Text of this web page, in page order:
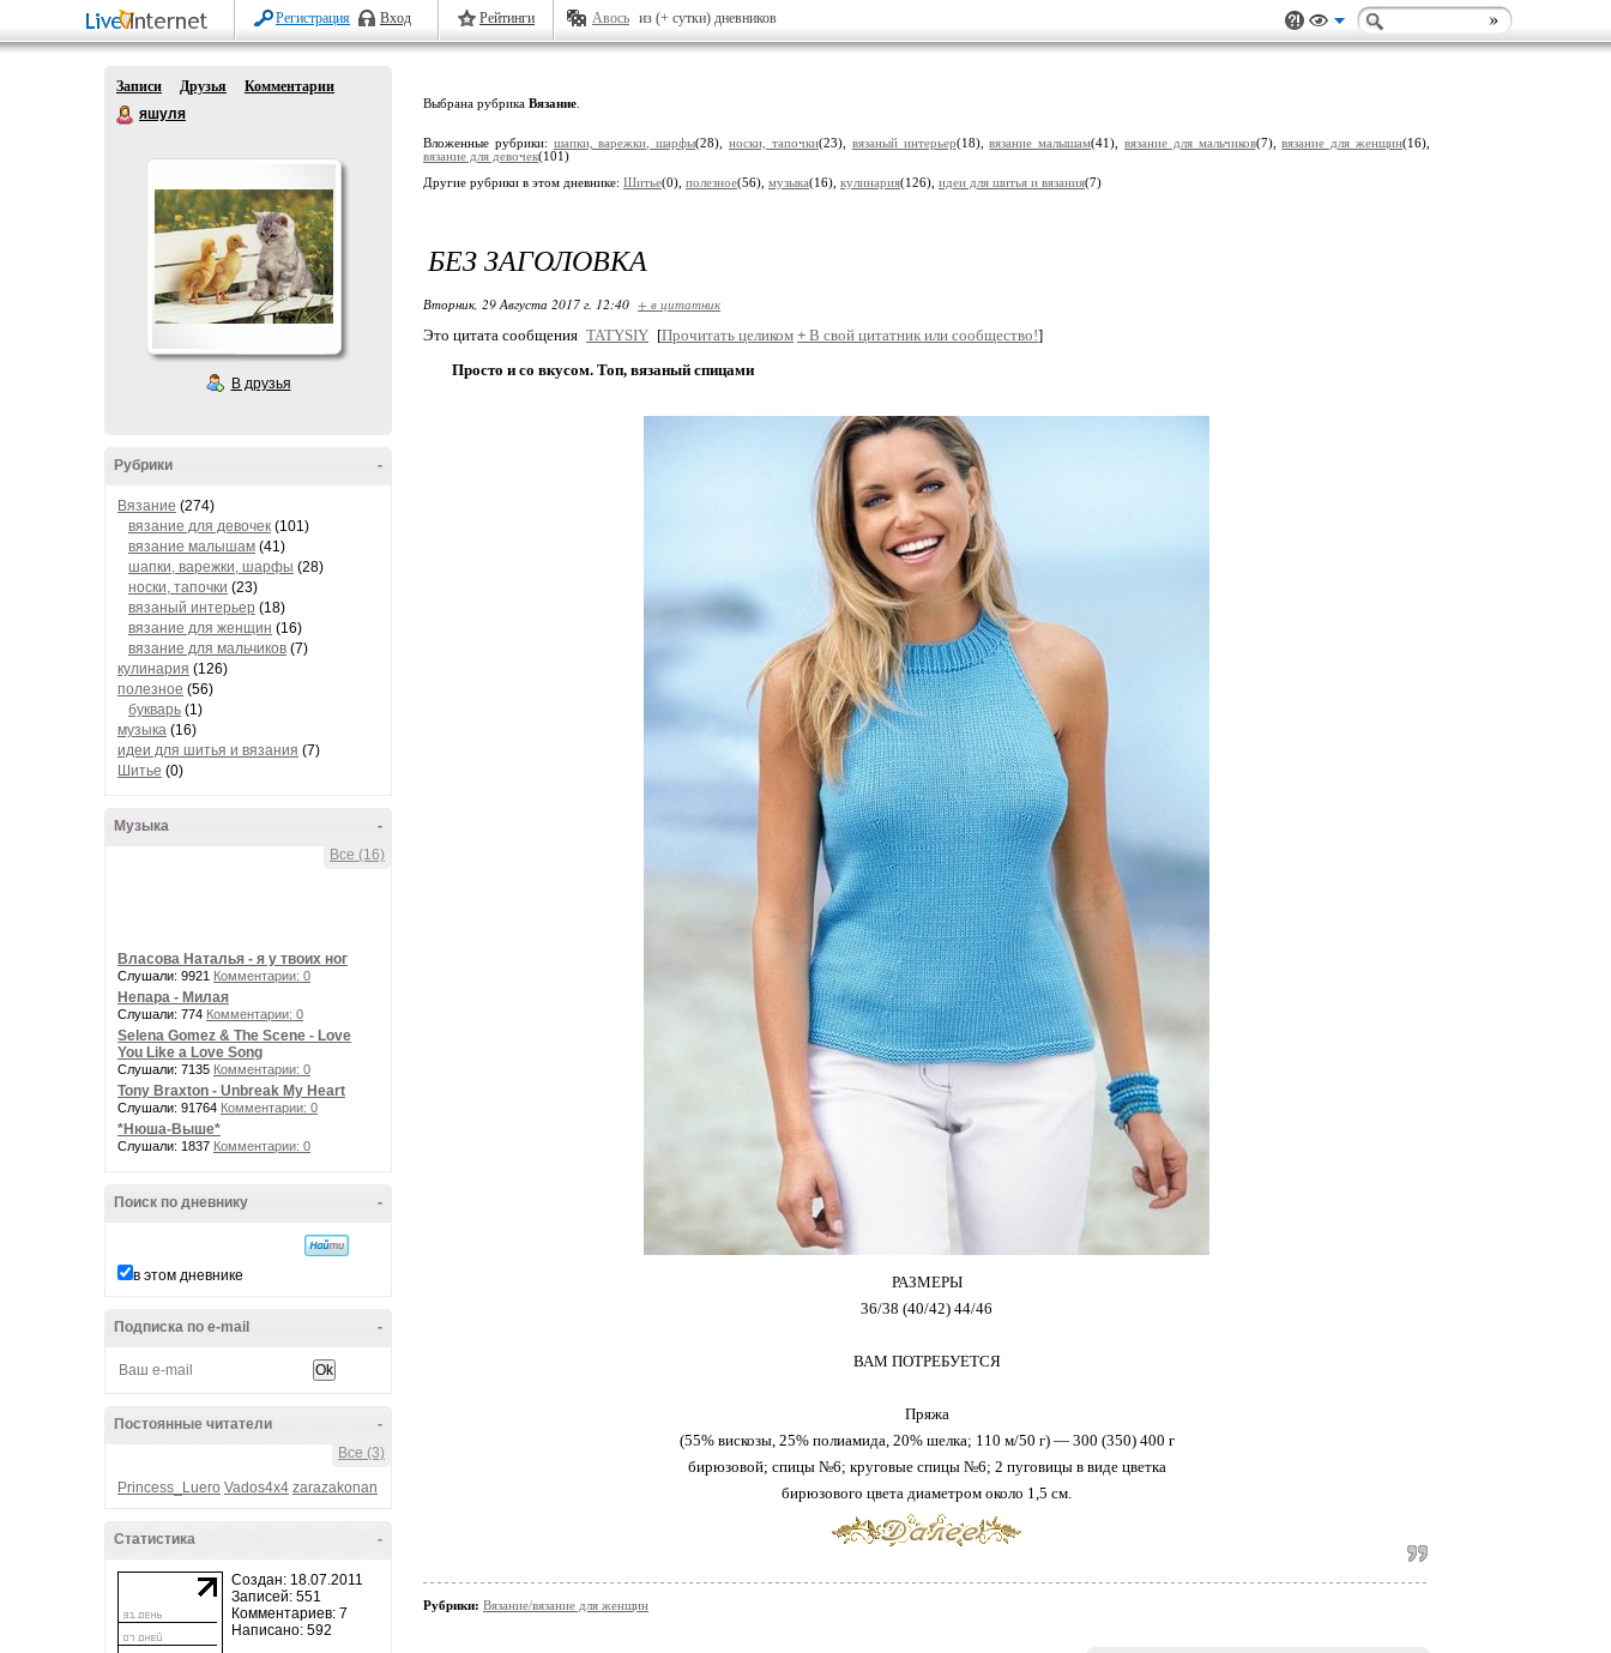
Регистрация Вход Рейтинги Авось из (+ сутки) дневников
Записи Друзья
Комментарии
яшуля
В друзья
-
Рубрики
Вязание (274)
вязание для девочек (101)
вязание малышам (41)
шапки, варежки, шарфы (28)
носки, тапочки (23)
вязаный интерьер (18)
вязание для женщин (16)
вязание для мальчиков (7)
кулинария (126)
полезное (56)
букварь (1)
музыка (16)
идеи для шитья и вязания (7)
Шитье (0)
-
Музыка
Все (16)
Власова Наталья - я у твоих ног
Слушали: 9921 Комментарии: 0
Непара - Милая
Слушали: 774 Комментарии: 0
Selena Gomez & The Scene - Love
You Like a Love Song
Слушали: 7135 Комментарии: 0
Tony Braxton - Unbreak My Heart
Слушали: 91764 Комментарии: 0
*Нюша-Выше*
Слушали: 1837 Комментарии: 0
-
Поиск по дневнику
в этом дневнике
-
Подписка по e-mail
-
Постоянные читатели
Все (3)
Princess_Luero Vados4x4 zarazakonan
-
Статистика
Создан: 18.07.2011
Записей: 551
Комментариев: 7
Написано: 592
Выбрана рубрика Вязание
Вложенные рубрики: шапки, варежки, шарфы(28),носки, тапочки(23), вязаный интерьер(18),вязание малышам(41), вязание для мальчиков(7),вязание для женщин(16),
вязание для девочек(101)
Другие рубрики в этом дневнике: Шитье(0), полезное(56), музыка(16), кулинария(126), идеи для шитья и вязания(7)
БЕЗ ЗАГОЛОВКА
Вторник, 29 Августа 2017 г. 12:40 + в цитатник
Это цитата сообщения TATYSIY [Прочитать целиком + В свой цитатник или сообщество!]
Просто и со вкусом. Топ, вязаный спицами
РАЗМЕРЫ
36/38 (40/42) 44/46
ВАМ ПОТРЕБУЕТСЯ
Пряжа
(55% вискозы, 25% полиамида, 20% шелка; 110 м/50 г) — 300 (350) 400 г
бирюзовой; спицы №6; круговые спицы №6; 2 пуговицы в виде цветка
бирюзового цвета диаметром около 1,5 см.
Рубрики: Вязание/вязание для женщин